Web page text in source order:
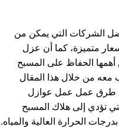
الشركات التي يمكن من
متميزة، كما أن عزل
أهمها الحفاظ على المسبح
معه من خلال هذا المقال
طرق عمل عمل عوازل
تؤدي إلى هلاك المسبح
الحرارة العالية والمياه.